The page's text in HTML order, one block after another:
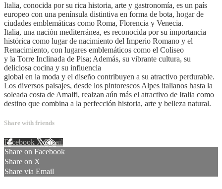
Italia, conocida por su rica historia, arte y gastronomía, es un país
europeo con una península distintiva en forma de bota, hogar de
ciudades emblemáticas como Roma, Florencia y Venecia.
Italia, una nación mediterránea, es reconocida por su importancia
histórica como lugar de nacimiento del Imperio Romano y el
Renacimiento, con lugares emblemáticos como el Coliseo
y la Torre Inclinada de Pisa; Además, su vibrante cultura, su
deliciosa cocina y su influencia
global en la moda y el diseño contribuyen a su atractivo perdurable.
Los diversos paisajes, desde los pintorescos Alpes italianos hasta la
soleada costa de Amalfi, realzan aún más el atractivo de Italia como
destino que combina a la perfección historia, arte y belleza natural.
Share with friends
Facebook XEmail
Share on Facebook
Share on X
Share via Email